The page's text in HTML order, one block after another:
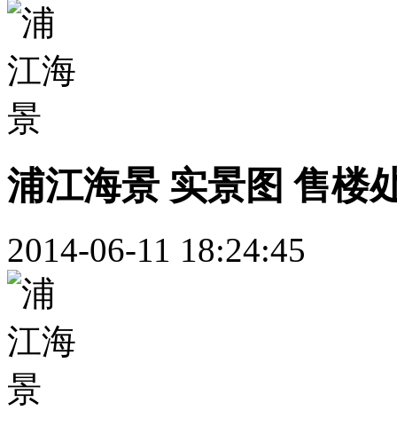
浦江海景 实景图 售楼
2014-06-11 18:24:45